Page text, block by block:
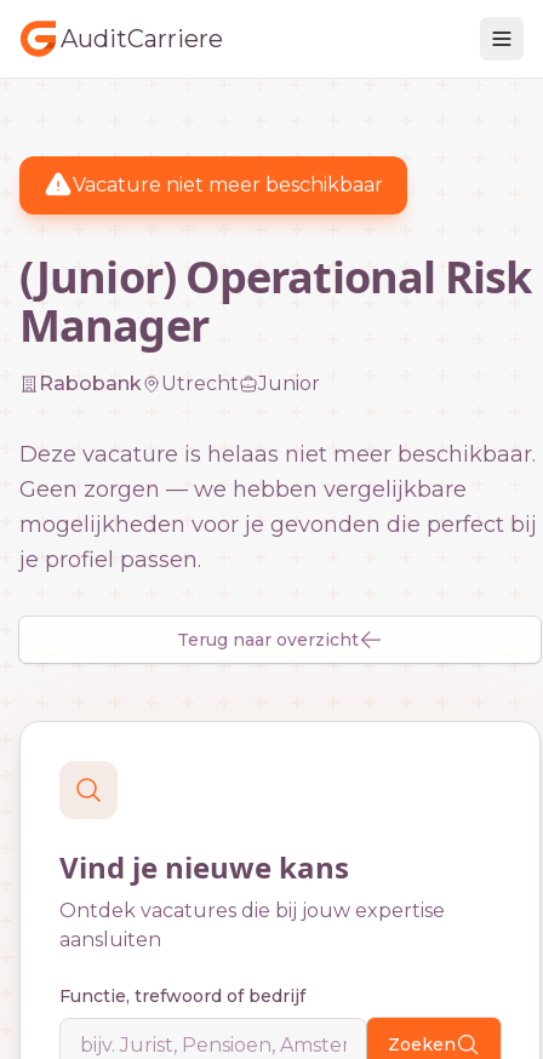
AuditCarriere
Vacature niet meer beschikbaar
(Junior) Operational Risk
Manager
Rabobank Utrecht Junior
Deze vacature is helaas niet meer beschikbaar.
Geen zorgen — we hebben vergelijkbare
mogelijkheden voor je gevonden die perfect bij
je profiel passen.
Terug naar overzicht
Vind je nieuwe kans
Ontdek vacatures die bij jouw expertise
aansluiten
Functie, trefwoord of bedrijf
Zoeken